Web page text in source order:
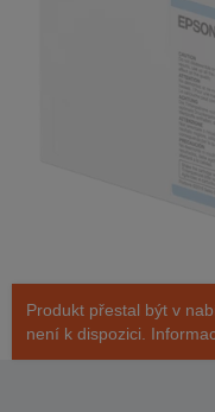
Produkt přestal být v
není k dispozici.